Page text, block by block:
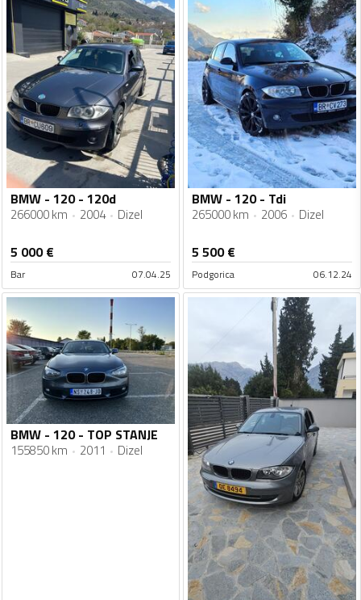
BMW - 120 - 120d
266000 km 2004 Dizel
5 000€
Bar 07.04.25
BMW - 120 - Tdi
265000 km 2006 Dizel
5 500€
Podgorica 06.12.24
BMW - 120 - TOP STANJE
155850 km 2011 Dizel